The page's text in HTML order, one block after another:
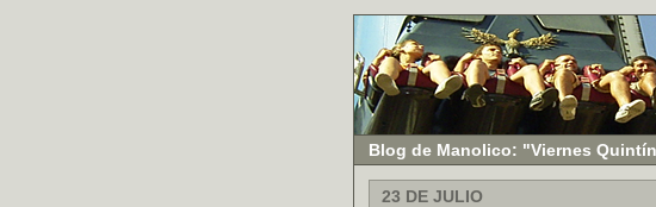
Blog de Manolico: "Viernes
23 DE JULIO